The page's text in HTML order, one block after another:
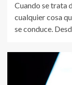
Cuando se trata
cualquier cosa
se conduce.